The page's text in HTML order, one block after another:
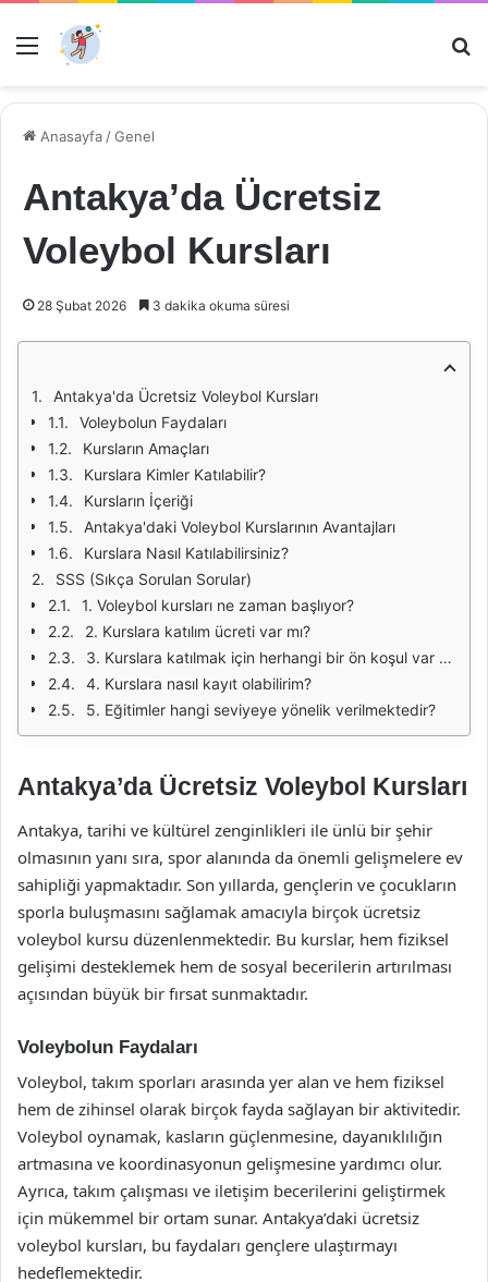
Menü
Anasayfa /Genel
Antakya’da Ücretsiz
Voleybol Kursları
28 Şubat 2026 3 dakika okuma süresi
Antakya'da Ücretsiz Voleybol Kursları
Voleybolun Faydaları
Kursların Amaçları
Kurslara Kimler Katılabilir?
Kursların İçeriği
Antakya'daki Voleybol Kurslarının Avantajları
Kurslara Nasıl Katılabilirsiniz?
SSS (Sıkça Sorulan Sorular)
1. Voleybol kursları ne zaman başlıyor?
2. Kurslara katılım ücreti var mı?
3. Kurslara katılmak için herhangi bir ön koşul var mı?
4. Kurslara nasıl kayıt olabilirim?
5. Eğitimler hangi seviyeye yönelik verilmektedir?
Antakya’da Ücretsiz Voleybol Kursları
Antakya, tarihi ve kültürel zenginlikleri ile ünlü bir şehir
olmasının yanı sıra, spor alanında da önemli gelişmelere ev
sahipliği yapmaktadır. Son yıllarda, gençlerin ve çocukların
sporla buluşmasını sağlamak amacıyla birçok ücretsiz
voleybol kursu düzenlenmektedir. Bu kurslar, hem fiziksel
gelişimi desteklemek hem de sosyal becerilerin artırılması
açısından büyük bir fırsat sunmaktadır.
Voleybolun Faydaları
Voleybol, takım sporları arasında yer alan ve hem fiziksel
hem de zihinsel olarak birçok fayda sağlayan bir aktivitedir.
Voleybol oynamak, kasların güçlenmesine, dayanıklılığın
artmasına ve koordinasyonun gelişmesine yardımcı olur.
Ayrıca, takım çalışması ve iletişim becerilerini geliştirmek
için mükemmel bir ortam sunar. Antakya’daki ücretsiz
voleybol kursları, bu faydaları gençlere ulaştırmayı
hedeflemektedir.